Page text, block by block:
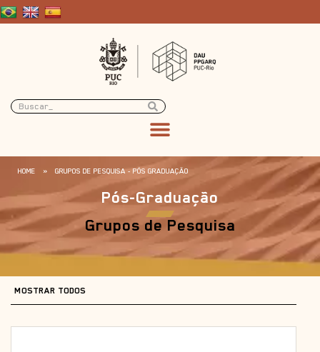
HOME » GRUPOS DE PESQUISA - PÓS GRADUAÇÃO
Pós-Graduação
Grupos de Pesquisa
MOSTRAR TODOS